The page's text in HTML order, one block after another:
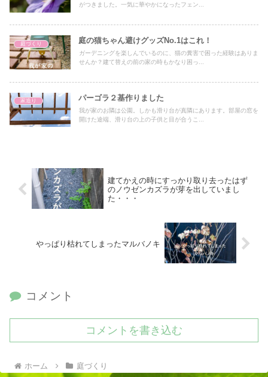
がつきました。一気に華やかになったフェン...
庭づくり 庭の猫ちゃん避けグッズNo.1はこれ！
ガーデニングを楽しんでいるのに、猫の糞害で困った経験はありま
せんか？建て替えの前の家の時もかなり困っ...
家造り パーゴラ２基作りました
我が家のお隣は公園。しかも滑り台が真隣にあります。部屋の窓を
開けた途端、滑り台の上の子供と目が合うこ...
建てかえの時にすっかり取り去ったはず
のノウゼンカズラが芽を出していまし
た・・・
やっぱり枯れてしまったマルバノキ
コメント
コメントを書き込む
ホーム 庭づくり